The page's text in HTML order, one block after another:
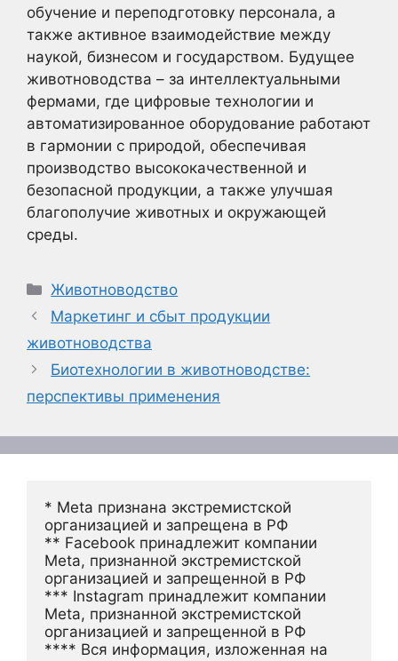
обучение и переподготовку персонала, а
также активное взаимодействие между
наукой, бизнесом и государством. Будущее
животноводства – за интеллектуальными
фермами, где цифровые технологии и
автоматизированное оборудование работают
в гармонии с природой, обеспечивая
производство высококачественной и
безопасной продукции, а также улучшая
благополучие животных и окружающей
среды.
Рубрики
Животноводство
Маркетинг и сбыт продукции
животноводства
Биотехнологии в животноводстве:
перспективы применения
* Meta признана экстремистской
организацией и запрещена в РФ
** Facebook принадлежит компании
Meta, признанной экстремистской
организацией и запрещенной в РФ
*** Instagram принадлежит компании
Meta, признанной экстремистской
организацией и запрещенной в РФ
**** Вся информация, изложенная на